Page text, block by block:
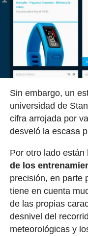
Sin embargo, un
universidad de
cifra arrojada por
desveló la escasa
Por otro lado están
de los
precisión, en parte
tiene en cuenta
de las propias
desnivel del
meteorológicas y